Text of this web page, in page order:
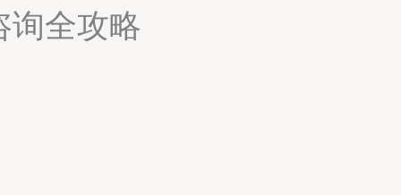
询全攻略